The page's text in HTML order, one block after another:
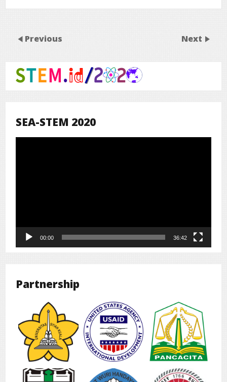
Previous Next
SEA-STEM 2020
Pemutar
00:00 36:42
Partnership